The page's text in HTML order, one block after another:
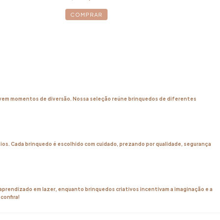
momentos de diversão. Nossa seleção reúne brinquedos de diferentes
Cada brinquedo é escolhido com cuidado, prezando por qualidade, segurança
em lazer, enquanto brinquedos criativos incentivam a imaginação e a